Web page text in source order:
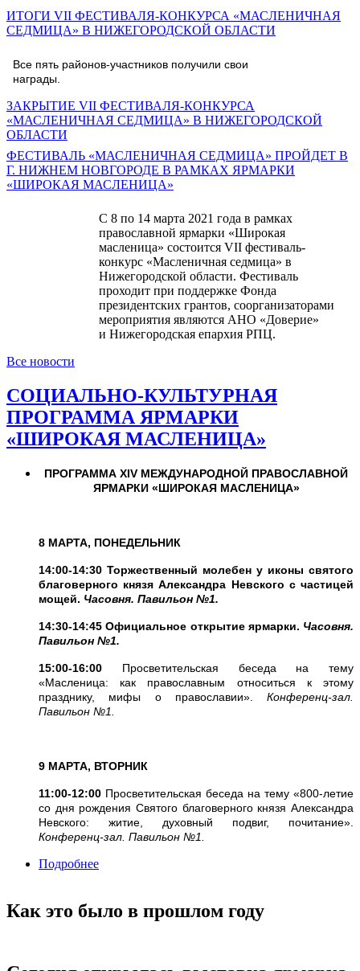
ИТОГИ VII ФЕСТИВАЛЯ-КОНКУРСА «МАСЛЕНИЧНАЯ
СЕДМИЦА» В НИЖЕГОРОДСКОЙ ОБЛАСТИ
Все пять районов-участников получили свои
награды.
ЗАКРЫТИЕ VII ФЕСТИВАЛЯ-КОНКУРСА
«МАСЛЕНИЧНАЯ СЕДМИЦА» В НИЖЕГОРОДСКОЙ
ОБЛАСТИ
ФЕСТИВАЛЬ «МАСЛЕНИЧНАЯ СЕДМИЦА» ПРОЙДЕТ В
Г. НИЖНЕМ НОВГОРОДЕ В РАМКАХ ЯРМАРКИ
«ШИРОКАЯ МАСЛЕНИЦА»
С 8 по 14 марта 2021 года в рамках
православной ярмарки «Широкая
масленица» состоится VII фестиваль-
конкурс «Масленичная седмица» в
Нижегородской области. Фестиваль
проходит при поддержке Фонда
президентских грантов, соорганизаторами
мероприятия являются АНО «Доверие»
и Нижегородская епархия РПЦ.
Все новости
СОЦИАЛЬНО-КУЛЬТУРНАЯ
ПРОГРАММА ЯРМАРКИ
«ШИРОКАЯ МАСЛЕНИЦА»
ПРОГРАММА XIV МЕЖДУНАРОДНОЙ ПРАВОСЛАВНОЙ
ЯРМАРКИ «ШИРОКАЯ МАСЛЕНИЦА»
8 МАРТА, ПОНЕДЕЛЬНИК
14:00-14:30 Торжественный молебен у иконы святого
благоверного князя Александра Невского с частицей
мощей. Часовня. Павильон №1.
14:30-14:45 Официальное открытие ярмарки. Часовня.
Павильон №1.
15:00-16:00 Просветительская беседа на тему
«Масленица: как православным относиться к этому
празднику, мифы о православии». Конференц-зал.
Павильон №1.
9 МАРТА, ВТОРНИК
11:00-12:00 Просветительская беседа на тему «800-летие
со дня рождения Святого благоверного князя Александра
Невского: житие, духовный подвиг, почитание».
Конференц-зал. Павильон №1.
Подробнее
Как это было в прошлом году